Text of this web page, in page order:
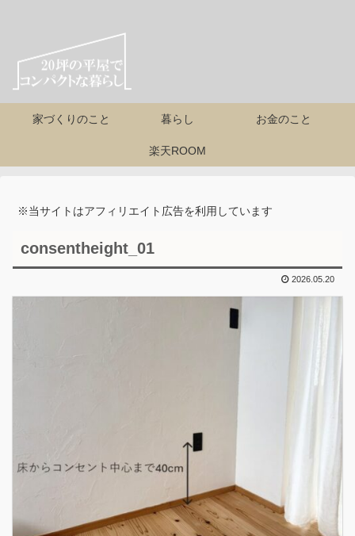
家づくりのこと 暮らし お金のこと
楽天ROOM
※当サイトはアフィリエイト広告を利用しています
consentheight_01
2026.05.20